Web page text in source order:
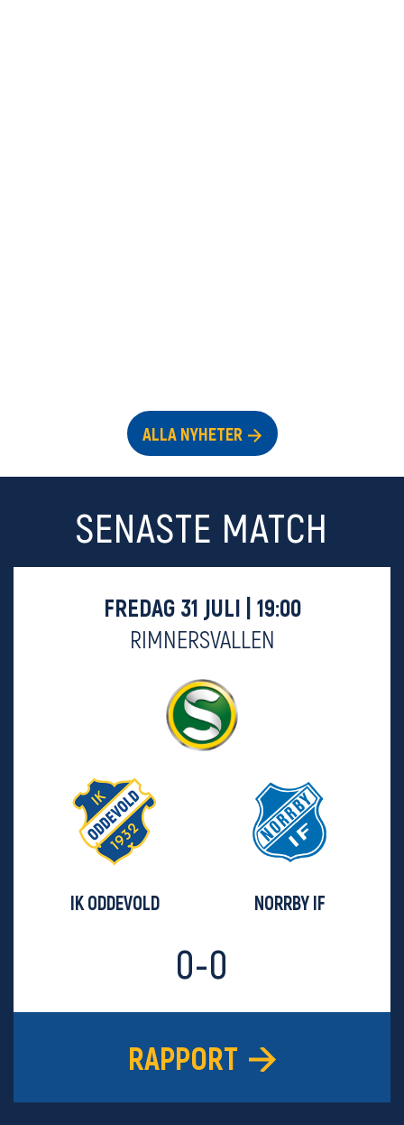
ALLA NYHETER
SENASTE MATCH
FREDAG 31 JULI | 19:00
RIMNERSVALLEN
IK ODDEVOLD NORRBY IF
0-0
RAPPORT